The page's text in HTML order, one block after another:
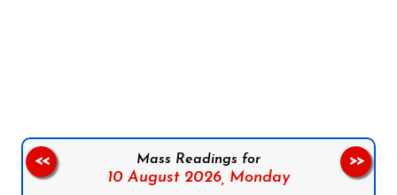
Mass Readings for
10 August 2026, Monday
<< >>